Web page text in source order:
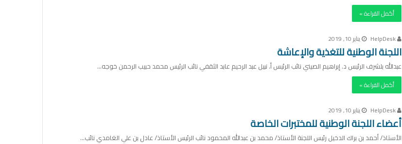
أكمل القراءة »
يناير 10, 2019
اللجنة الوطنية للتغذية والإعاشة
عبدالله بلشرف الرئيس د. إبراهيم الصيني نائب الرئيس أ. نبيل عبد الرحيم عابد الثقفي نائب الرئيس محمد حبيب الرحمن خوجه…
أكمل القراءة »
يناير 10, 2019
أعضاء اللجنة الوطنية للمختبرات الخاصة
الأستاذ/ أحمد بن براك الدخيل رئيس اللجنة الأستاذ/ محمد بن عبدالله المحمود نائب الرئيس الأستاذ/ عادل بن علي الغامدي نائب…